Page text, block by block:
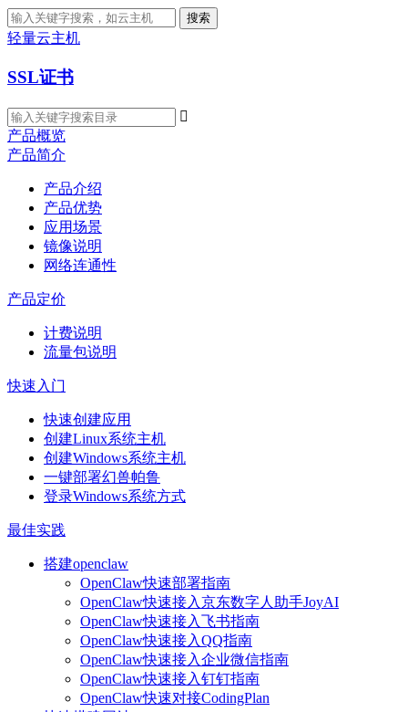
搜索
轻量云主机
SSL证书

产品概览
产品简介
产品介绍
产品优势
应用场景
镜像说明
网络连通性
产品定价
计费说明
流量包说明
快速入门
快速创建应用
创建Linux系统主机
创建Windows系统主机
一键部署幻兽帕鲁
登录Windows系统方式
最佳实践
搭建openclaw
OpenClaw快速部署指南
OpenClaw快速接入京东数字人助手JoyAI
OpenClaw快速接入飞书指南
OpenClaw快速接入QQ指南
OpenClaw快速接入企业微信指南
OpenClaw快速接入钉钉指南
OpenClaw快速对接CodingPlan